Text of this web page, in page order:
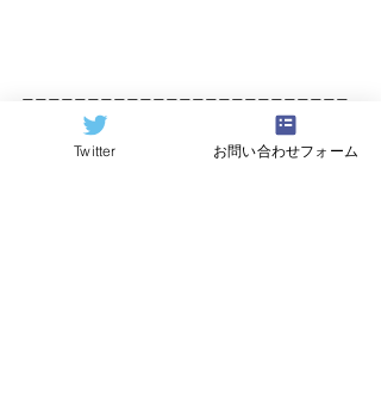
=========================
Twitter お問い合わせフォーム